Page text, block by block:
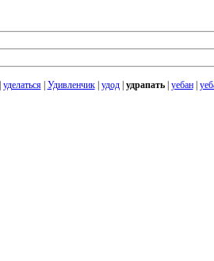
уделаться| Удивленчик| удод| удрапать| уебан|